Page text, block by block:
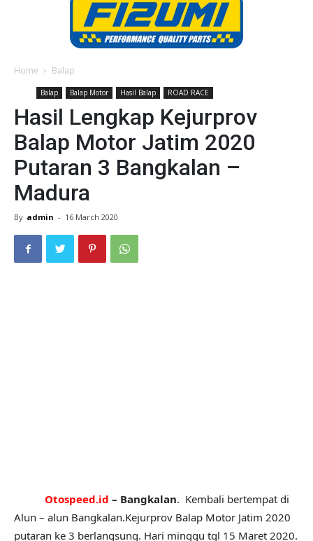
Home Balap
Balap Balap Motor Hasil Balap ROAD RACE
Hasil Lengkap Kejurprov
Balap Motor Jatim 2020
Putaran 3 Bangkalan –
Madura
By admin - 16 March 2020
Otospeed.id – Bangkalan. Kembali bertempat di
Alun – alun Bangkalan.Kejurprov Balap Motor Jatim 2020
putaran ke 3 berlangsung. Hari minggu tgl 15 Maret 2020.